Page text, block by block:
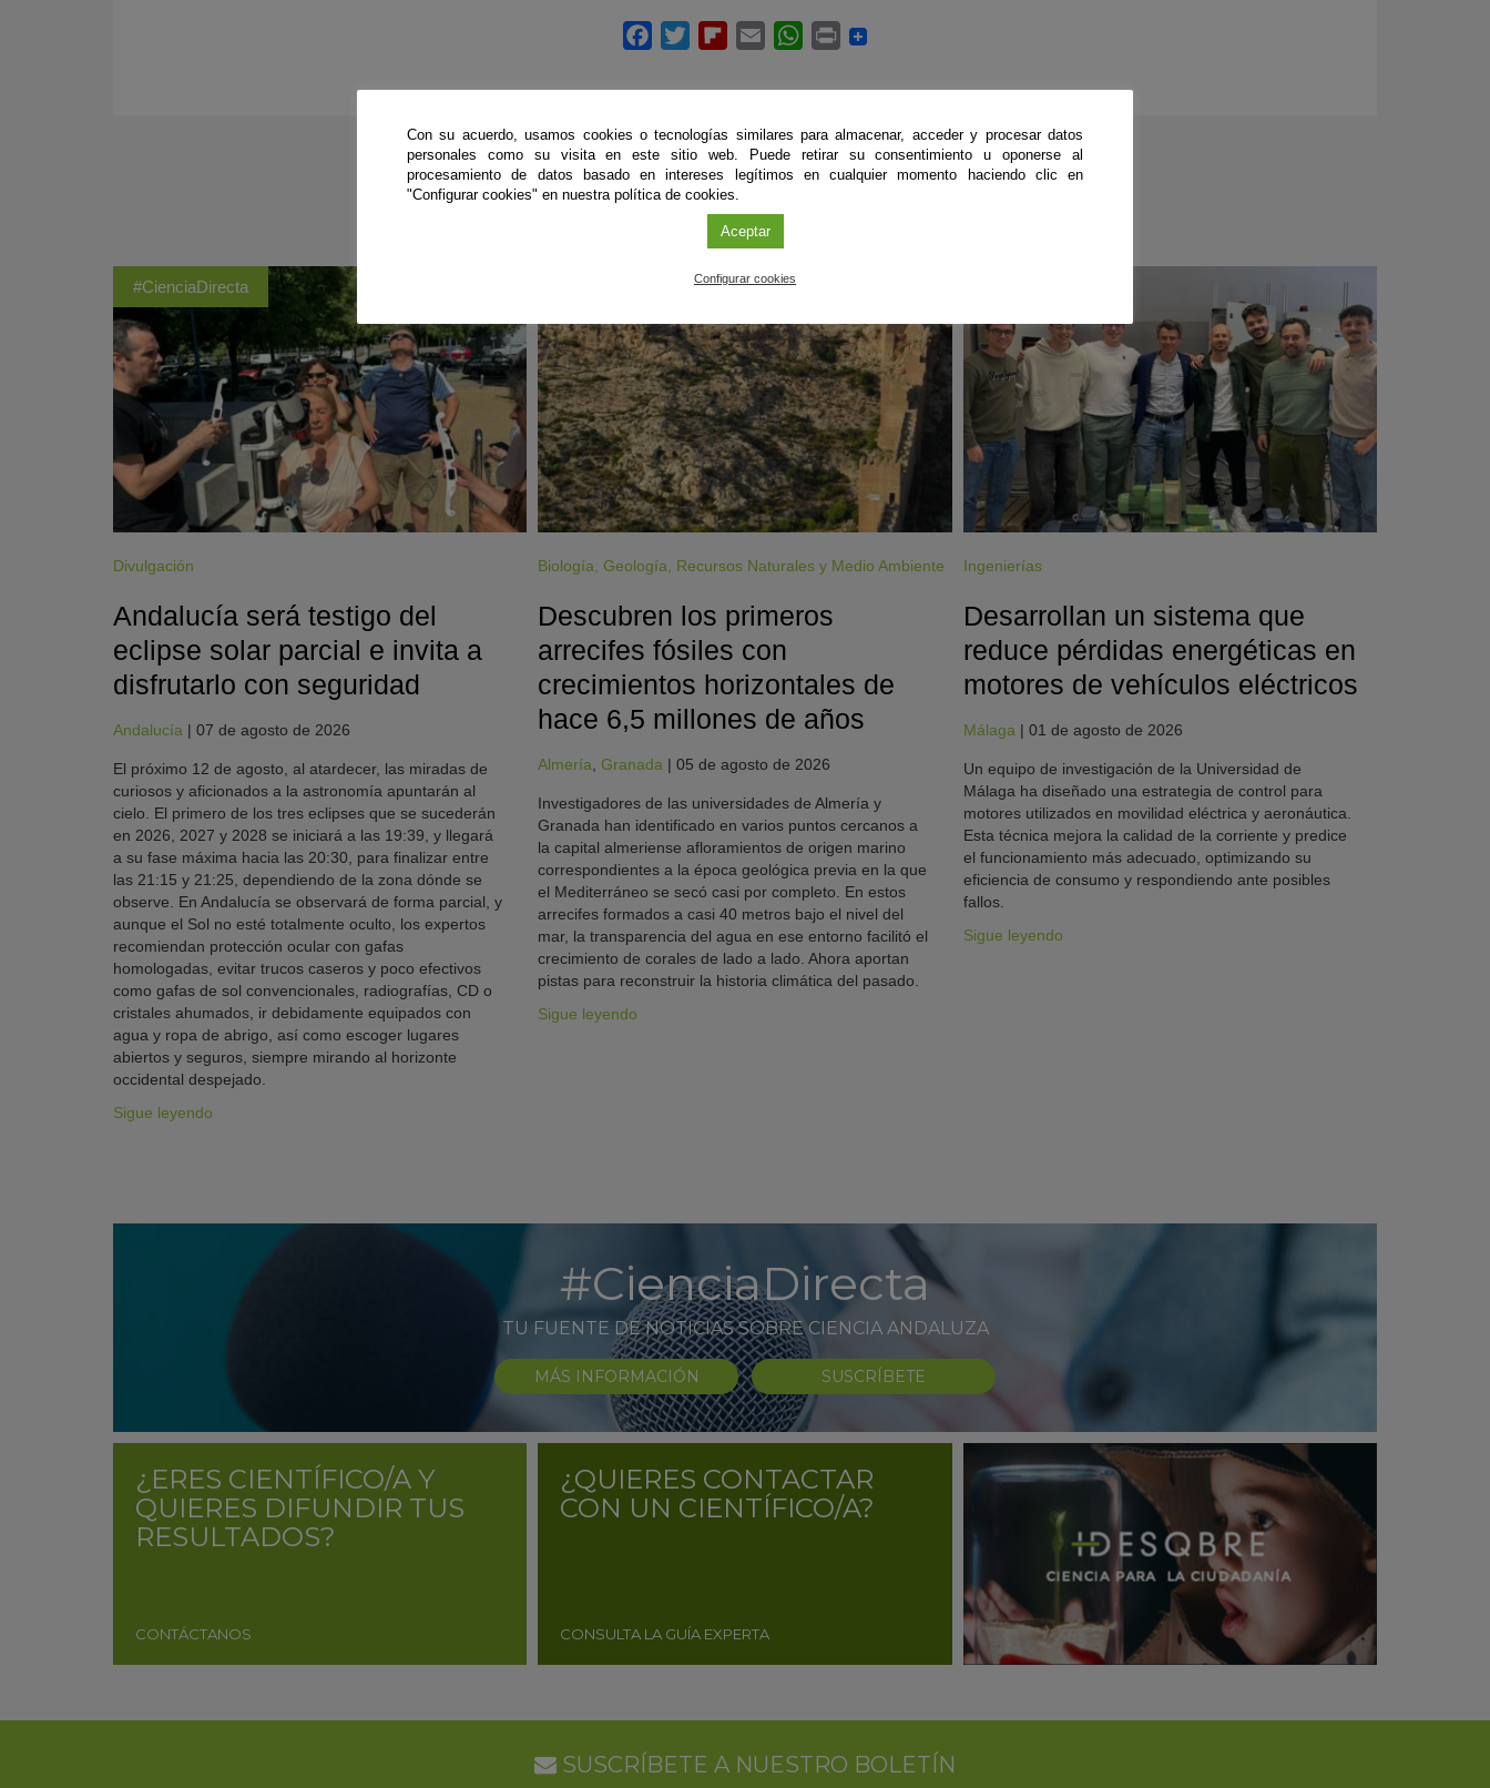
ÚLTIMAS PUBLICACIONES
#CienciaDirecta
Divulgación
Andalucía será testigo del
eclipse solar parcial e invita a
disfrutarlo con seguridad
Andalucía | 07 de agosto de 2026
El próximo 12 de agosto, al atardecer, las miradas de
curiosos y aficionados a la astronomía apuntarán al
cielo. El primero de los tres eclipses que se sucederán
en 2026, 2027 y 2028 se iniciará a las 19:39, y llegará
a su fase máxima hacia las 20:30, para finalizar entre
las 21:15 y 21:25, dependiendo de la zona dónde se
observe. En Andalucía se observará de forma parcial, y
aunque el Sol no esté totalmente oculto, los expertos
recomiendan protección ocular con gafas
homologadas, evitar trucos caseros y poco efectivos
como gafas de sol convencionales, radiografías, CD o
cristales ahumados, ir debidamente equipados con
agua y ropa de abrigo, así como escoger lugares
abiertos y seguros, siempre mirando al horizonte
occidental despejado.
Sigue leyendo
Biología ,Geología Recursos Naturales y Medio Ambiente
Descubren los primeros
arrecifes fósiles con
crecimientos horizontales de
hace 6,5 millones de años
Almería ,Granada |05 de agosto de 2026
Investigadores de las universidades de Almería y
Granada han identificado en varios puntos cercanos a
la capital almeriense afloramientos de origen marino
correspondientes a la época geológica previa en la que
el Mediterráneo se secó casi por completo. En estos
arrecifes formados a casi 40 metros bajo el nivel del
mar, la transparencia del agua en ese entorno facilitó el
crecimiento de corales de lado a lado. Ahora aportan
pistas para reconstruir la historia climática del pasado.
Sigue leyendo
Ingenierías
Desarrollan un sistema que
reduce pérdidas energéticas en
motores de vehículos eléctricos
Málaga | 01 de agosto de 2026
Un equipo de investigación de la Universidad de
Málaga ha diseñado una estrategia de control para
motores utilizados en movilidad eléctrica y aeronáutica.
Esta técnica mejora la calidad de la corriente y predice
el funcionamiento más adecuado, optimizando su
eficiencia de consumo y respondiendo ante posibles
fallos.
Sigue leyendo
#CienciaDirecta
TU FUENTE DE NOTICIAS SOBRE CIENCIA ANDALUZA
MÁS INFORMACIÓN SUSCRÍBETE
¿ERES CIENTÍFICO/A Y
QUIERES DIFUNDIR TUS
RESULTADOS?
CONTÁCTANOS
¿QUIERES CONTACTAR
CON UN CIENTÍFICO/A?
CONSULTA LA GUÍA EXPERTA
SUSCRÍBETE A NUESTRO BOLETÍN
Con su acuerdo, usamos cookies o tecnologías similares para almacenar, acceder y procesar datos
personales como su visita en este sitio web. Puede retirar su consentimiento u oponerse al
procesamiento de datos basado en intereses legítimos en cualquier momento haciendo clic en
"Configurar cookies" en nuestra política de cookies.
Aceptar
Configurar cookies